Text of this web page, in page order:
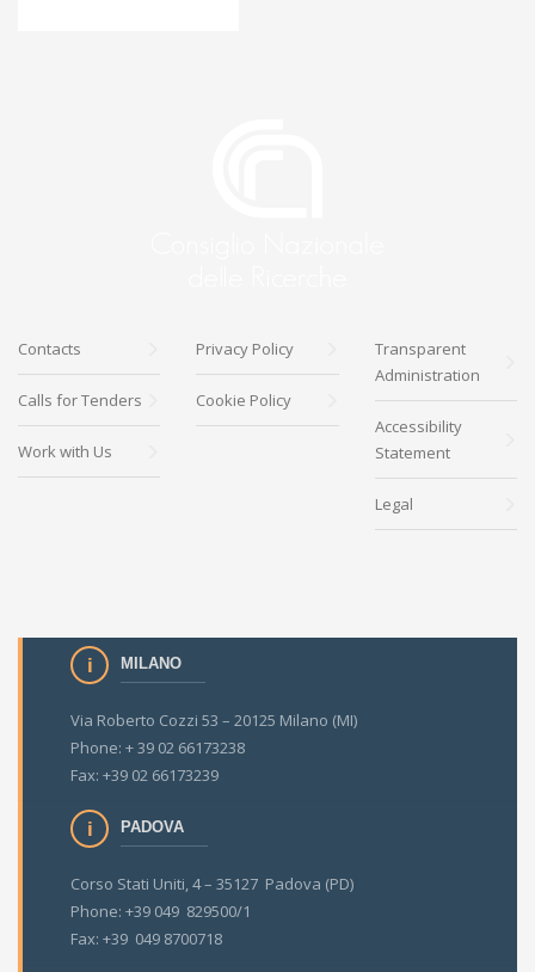
Contacts
Calls for Tenders
Work with Us
Privacy Policy
Cookie Policy
Transparent
Administration
Accessibility
Statement
Legal
MILANO
Via Roberto Cozzi 53 – 20125 Milano (MI)
Phone: + 39 02 66173238
Fax: +39 02 66173239
PADOVA
Corso Stati Uniti, 4 – 35127 Padova (PD)
Phone: +39 049 829500/1
Fax: +39 049 8700718